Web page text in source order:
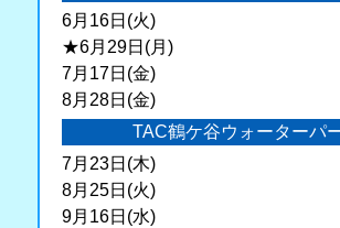
6月16日(火)
★6月29日(月)
7月17日(金)
8月28日(金)
TAC鶴ケ谷ウォーターパ
7月23日(木)
8月25日(火)
9月16日(水)